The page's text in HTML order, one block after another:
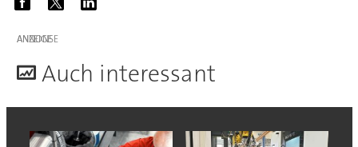
ANZEIGE
Auch interessant